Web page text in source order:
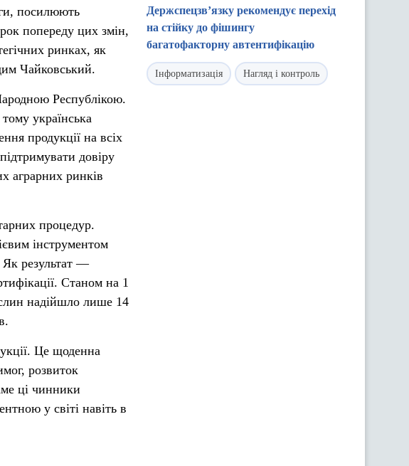
посилюють
попереду цих змін,
ринках, як
Чайковський.
Республікою.
українська
продукції на всіх
довіру
аграрних ринків
процедур.
інструментом
Як результат —
Станом на 1
надійшло лише 14
Це щоденна
розвиток
ці чинники
у світі навіть в
Держспецзв’язку рекомендує перехід
на стійку до фішингу
багатофакторну автентифікацію
Інформатизація Нагляд і контроль